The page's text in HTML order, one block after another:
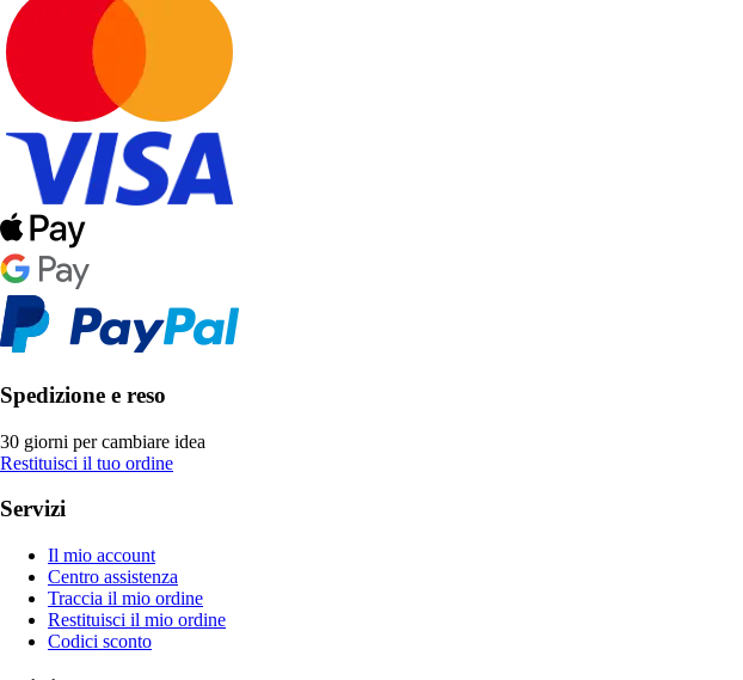
Spedizione e reso
30 giorni per cambiare idea
Restituisci il tuo ordine
Servizi
Il mio account
Centro assistenza
Traccia il mio ordine
Restituisci il mio ordine
Codici sconto